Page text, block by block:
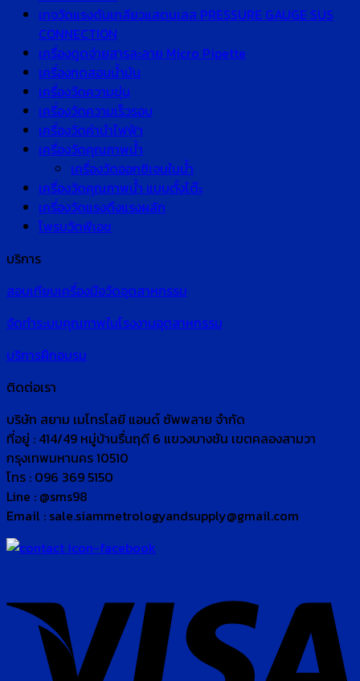
เกจวัดแรงดันเกลียวแสตนเลส PRESSURE GAUGE SUS
CONNECTION
เครื่องดูดจ่ายสารละลาย Micro Pipette
เครื่องทดสอบน้ำมัน
เครื่องวัดความขุ่น
เครื่องวัดความเร็วรอบ
เครื่องวัดค่านำไฟฟ้า
เครื่องวัดคุณภาพน้ำ
เครื่องวัดออกซิเจนในน้ำ
เครื่องวัดคุณภาพน้ำ แบบตั้งโต๊ะ
เครื่องวัดแรงดึงแรงผลัก
โพรบวัดพีเอช
บริการ
สอบเทียบเครื่องมือวัดอุตสาหกรรม
จัดทำระบบคุณภาพในโรงงานอุตสาหกรรม
บริการฝึกอบรม
ติดต่อเรา
บริษัท สยาม เมโทรโลยี แอนด์ ซัพพลาย จำกัด
ที่อยู่ : 414/49 หมู่บ้านรื่นฤดี 6 แขวงบางชัน เขตคลองสามวา
กรุงเทพมหานคร 10510
โทร : 096 369 5150
Line : @sms98
Email : sale.siammetrologyandsupply@gmail.com